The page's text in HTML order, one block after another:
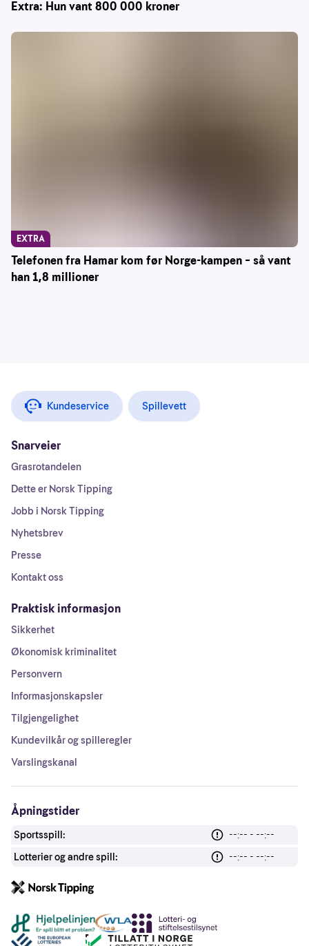
Extra: Hun vant 800 000 kroner
Telefonen fra Hamar kom før Norge-kampen – så vant
han 1,8 millioner
EXTRA
Kundeservice Spillevett
Snarveier
Grasrotandelen
Dette er Norsk Tipping
Jobb i Norsk Tipping
Nyhetsbrev
Presse
Kontakt oss
Praktisk informasjon
Sikkerhet
Økonomisk kriminalitet
Personvern
Informasjonskapsler
Tilgjengelighet
Kundevilkår og spilleregler
Varslingskanal
Åpningstider
Sportsspill:
--:-- - --:--
Lotterier og andre spill:
--:-- - --:--
Andre lenker